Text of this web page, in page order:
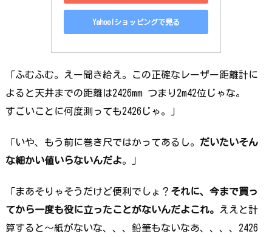
Yahoo!ショッピングで見る
「ふむふむ。えー聞き給え。この正確なレーザー距離計に
よると天井までの距離は2426mm つまり2m42位じゃな。
すごいことに何度測っても2426じゃ。」
「いや、もう前に巻き尺ではかってあるし。 だいたいそん
な細かい値いらないんだよ。」
「まあそりゃそうだけど便利でしょ？ それに、今まで買っ
てから一度も役に立ったことがないんだよこれ。
ええと計
算すると～紙がないな、、、鉛筆もないなあ、、、、2426